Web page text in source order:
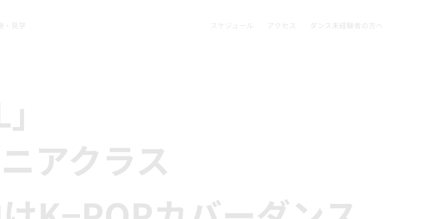
・見学 スケジュール アクセス ダンス未経験者の方へ
アクラス